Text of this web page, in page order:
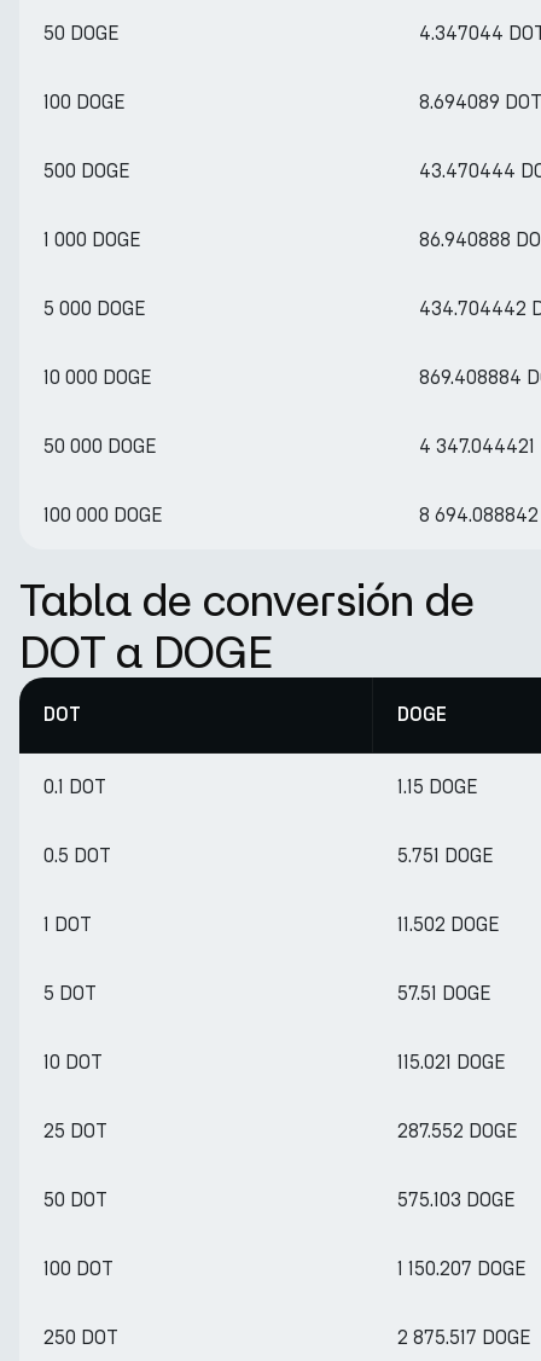
50 DOGE 4.347044
100 DOGE 8.694089 DOT
500 DOGE 43.470444
1 000 DOGE 86.940888
5 000 DOGE 434.704442
10 000 DOGE 869.408884
50 000 DOGE 4 347.044421
100 000 DOGE 8 694.088842
Tabla de conversión de
DOT a DOGE
DOT DOGE
0.1 DOT 1.15 DOGE
0.5 DOT 5.751 DOGE
1 DOT 11.502 DOGE
5 DOT 57.51 DOGE
10 DOT 115.021 DOGE
25 DOT 287.552 DOGE
50 DOT 575.103 DOGE
100 DOT 1 150.207 DOGE
250 DOT 2 875.517 DOGE